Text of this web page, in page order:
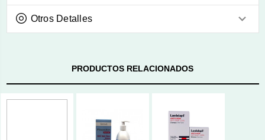
Otros Detalles
PRODUCTOS RELACIONADOS